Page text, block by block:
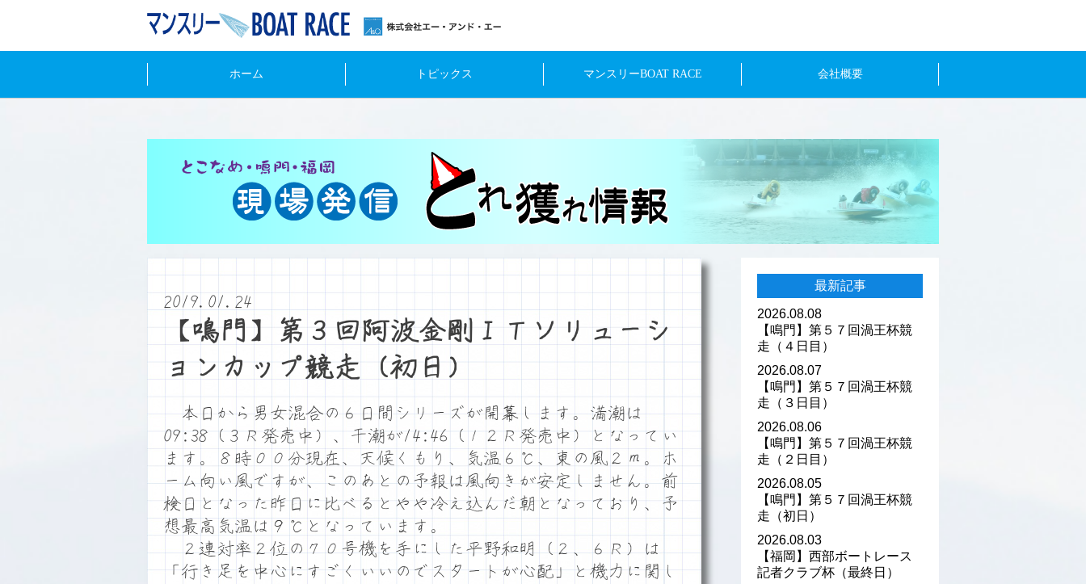
ホーム トピックス マンスリーBOAT RACE 会社概要
2019.01.24
【鳴門】第３回阿波金剛ＩＴソリューシ
ョンカップ競走（初日）
本日から男女混合の６日間シリーズが開幕します。満潮は
09:38（３Ｒ発売中）、干潮が14:46（１２Ｒ発売中）となってい
ます。８時００分現在、天候くもり、気温６℃、東の風２ｍ。ホ
ーム向い風ですが、このあとの予報は風向きが安定しません。前
検日となった昨日に比べるとやや冷え込んだ朝となっており、予
想最高気温は９℃となっています。
２連対率２位の７０号機を手にした平野和明（２、６Ｒ）は
「行き足を中心にすごくいいのでスタートが心配」と機力に関し
最新記事
2026.08.08
【鳴門】第５７回渦王杯競
走（４日目）
2026.08.07
【鳴門】第５７回渦王杯競
走（３日目）
2026.08.06
【鳴門】第５７回渦王杯競
走（２日目）
2026.08.05
【鳴門】第５７回渦王杯競
走（初日）
2026.08.03
【福岡】西部ボートレース
記者クラブ杯（最終日）